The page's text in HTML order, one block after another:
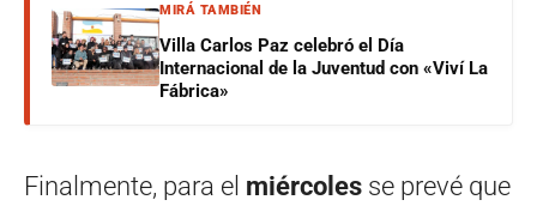
MIRÁ TAMBIÉN
Villa Carlos Paz celebró el Día
Internacional de la Juventud con «Viví La
Fábrica»
Finalmente, para el miércoles se prevé que